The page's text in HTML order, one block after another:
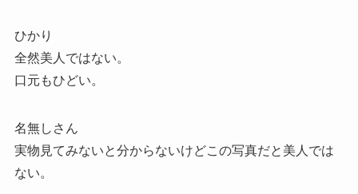
ひかり
全然美人ではない。
口元もひどい。
名無しさん
実物見てみないと分からないけどこの写真だと美人では
ない。